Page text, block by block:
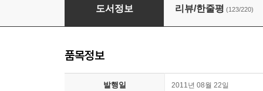
도서정보 리뷰/한줄평 (123/220)
품목정보
발행일 2011년 08월 22일